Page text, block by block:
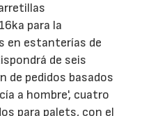
para la
en estanterías de
de seis
de pedidos basados
a hombre', cuatro
para palets, con el